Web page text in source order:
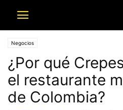
Negocios
¿Por qué
el restaurante
de Colombia?